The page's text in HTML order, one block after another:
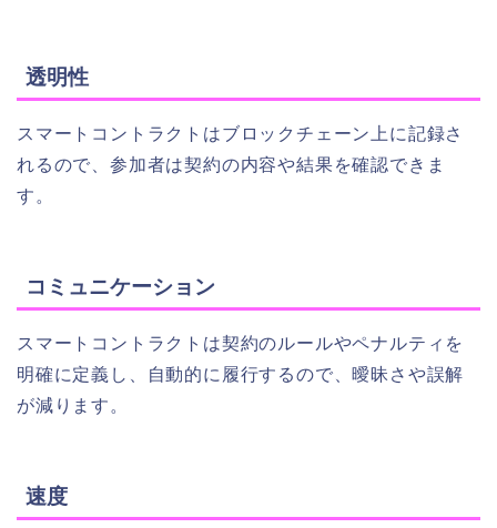
透明性
スマートコントラクトはブロックチェーン上に記録さ
れるので、参加者は契約の内容や結果を確認できま
す。
コミュニケーション
スマートコントラクトは契約のルールやペナルティを
明確に定義し、自動的に履行するので、曖昧さや誤解
が減ります。
速度